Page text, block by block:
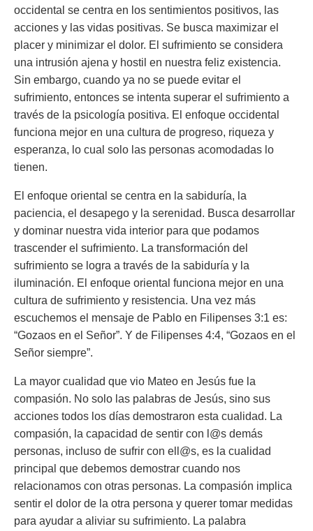
occidental se centra en los sentimientos positivos, las
acciones y las vidas positivas. Se busca maximizar el
placer y minimizar el dolor. El sufrimiento se considera
una intrusión ajena y hostil en nuestra feliz existencia.
Sin embargo, cuando ya no se puede evitar el
sufrimiento, entonces se intenta superar el sufrimiento a
través de la psicología positiva. El enfoque occidental
funciona mejor en una cultura de progreso, riqueza y
esperanza, lo cual solo las personas acomodadas lo
tienen.
El enfoque oriental se centra en la sabiduría, la
paciencia, el desapego y la serenidad. Busca desarrollar
y dominar nuestra vida interior para que podamos
trascender el sufrimiento. La transformación del
sufrimiento se logra a través de la sabiduría y la
iluminación. El enfoque oriental funciona mejor en una
cultura de sufrimiento y resistencia. Una vez más
escuchemos el mensaje de Pablo en Filipenses 3:1 es:
“Gozaos en el Señor”. Y de Filipenses 4:4, “Gozaos en el
Señor siempre”.
La mayor cualidad que vio Mateo en Jesús fue la
compasión. No solo las palabras de Jesús, sino sus
acciones todos los días demostraron esta cualidad. La
compasión, la capacidad de sentir con l@s demás
personas, incluso de sufrir con ell@s, es la cualidad
principal que debemos demostrar cuando nos
relacionamos con otras personas. La compasión implica
sentir el dolor de la otra persona y querer tomar medidas
para ayudar a aliviar su sufrimiento. La palabra